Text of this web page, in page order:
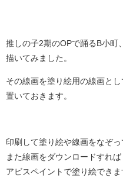
推しの子2期のOPで踊るB小町
描いてみました。
その線画を塗り絵用の線画とし
置いておきます。
印刷して塗り絵や線画をなぞっ
また線画をダウンロードすれば
アビスペイントで塗り絵でき